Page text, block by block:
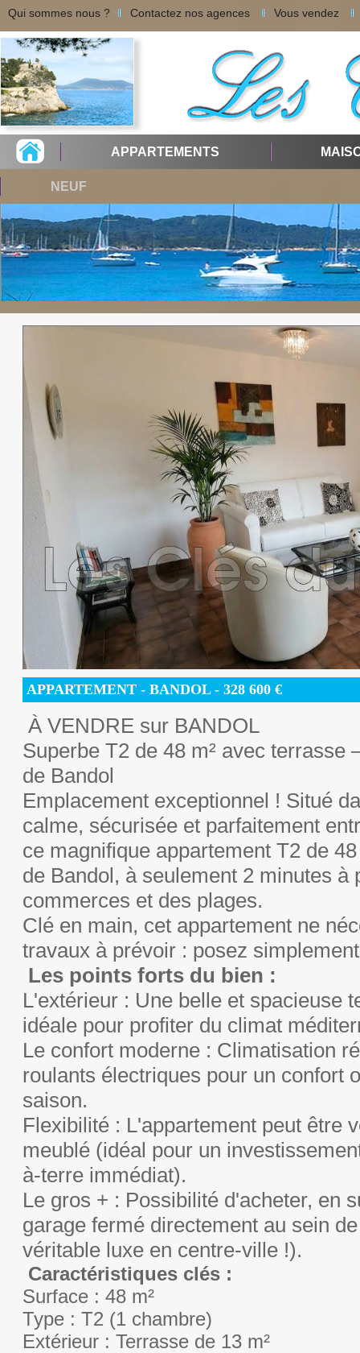
Qui sommes nous ? Contactez nos agences Vous vendez
APPARTEMENTS
NEUF
APPARTEMENT - BANDOL - 328 600 €
À VENDRE sur BANDOL
Superbe T2 de 48 m² avec terrasse
de Bandol
Emplacement exceptionnel ! Situé
calme, sécurisée et parfaitement
ce magnifique appartement T2 de
de Bandol, à seulement 2 minutes à
commerces et des plages.
Clé en main, cet appartement ne
travaux à prévoir : posez
Les points forts du bien :
L'extérieur : Une belle et spacieuse
idéale pour profiter du climat
Le confort moderne : Climatisation
roulants électriques pour un confort
saison.
Flexibilité : L'appartement peut être
meublé (idéal pour un
à-terre immédiat).
Le gros + : Possibilité d'acheter, en
garage fermé directement au sein
véritable luxe en centre-ville !).
Caractéristiques clés :
Surface : 48 m²
Type : T2 (1 chambre)
Extérieur : Terrasse de 13 m²